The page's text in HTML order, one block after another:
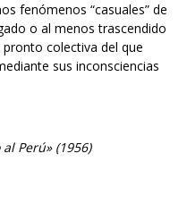
fenómenos “casuales” de
o al menos trascendido
colectiva del que
sus inconsciencias
Perú» (1956)